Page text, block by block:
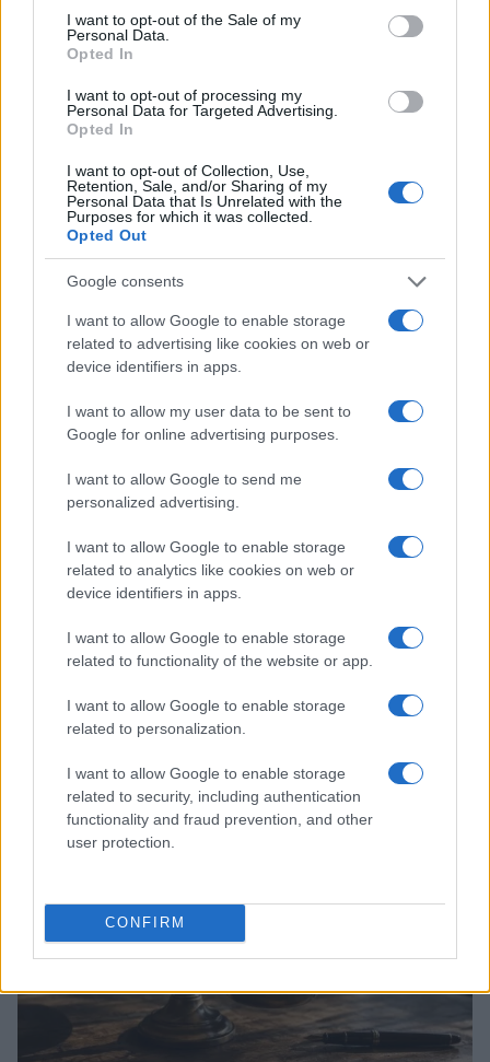
consent section.
I want to opt-out of the Sale of my
Personal Data.
Opted In
I want to opt-out of processing my
Personal Data for Targeted Advertising.
Opted In
I want to opt-out of Collection, Use,
Retention, Sale, and/or Sharing of my
Personal Data that Is Unrelated with the
Purposes for which it was collected.
Opted Out
Google consents
I want to allow Google to enable storage
related to advertising like cookies on web or
device identifiers in apps.
I want to allow my user data to be sent to
Google for online advertising purposes.
I want to allow Google to send me
personalized advertising.
I want to allow Google to enable storage
related to analytics like cookies on web or
device identifiers in apps.
I want to allow Google to enable storage
related to functionality of the website or app.
I want to allow Google to enable storage
related to personalization.
I want to allow Google to enable storage
related to security, including authentication
functionality and fraud prevention, and other
user protection.
CONFIRM
FINANZA
Novità fiscali 2026: Irpef, concordato preventivo e fringe
Edoardo Vitali · 5 Ago 2026
FINANZA
Corso di laurea triennale in Economia e Finanza: sbocchi
professionali e obiettivi formativi
Francesca Galli · 5 Ago 2026
FINANZA